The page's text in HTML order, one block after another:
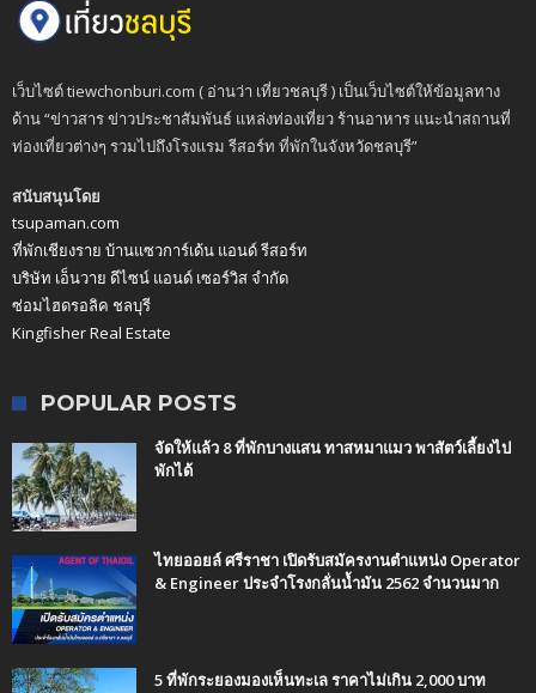
เว็บไซต์ tiewchonburi.com ( อ่านว่า เที่ยวชลบุรี ) เป็นเว็บไซต์ให้ข้อมูลทาง
ด้าน “ข่าวสาร ข่าวประชาสัมพันธ์ แหล่งท่องเที่ยว ร้านอาหาร แนะนำสถานที่
ท่องเที่ยวต่างๆ รวมไปถึงโรงแรม รีสอร์ท ที่พักในจังหวัดชลบุรี”
สนับสนุนโดย
tsupaman.com
ที่พักเชียงราย บ้านแซวการ์เด้น แอนด์ รีสอร์ท
บริษัท เอ็นวาย ดีไซน์ แอนด์ เซอร์วิส จำกัด
ซ่อมไฮดรอลิค ชลบุรี
Kingfisher Real Estate
POPULAR POSTS
จัดให้แล้ว 8 ที่พักบางแสน ทาสหมาแมว พาสัตว์เลี้ยงไป
พักได้
ไทยออยล์ ศรีราชา เปิดรับสมัครงานตำแหน่ง Operator
& Engineer ประจำโรงกลั่นน้ำมัน 2562 จำนวนมาก
5 ที่พักระยองมองเห็นทะเล ราคาไม่เกิน 2,000 บาท